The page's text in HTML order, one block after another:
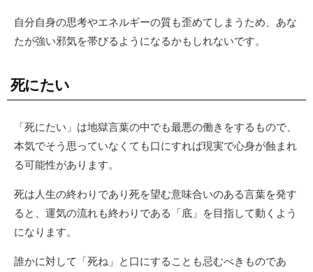
自分自身の思考やエネルギーの質も歪めてしまうため、あな
たが強い邪気を帯びるようになるかもしれないです。
死にたい
「死にたい」は地獄言葉の中でも最悪の働きをするもので、
本気でそう思っていなくても口にすれば現実で心身が蝕まれ
る可能性があります。
死は人生の終わりであり死を望む意味合いのある言葉を発す
ると、運気の流れも終わりである「底」を目指して動くよう
になります。
誰かに対して「死ね」と口にすることも忌むべきものであ